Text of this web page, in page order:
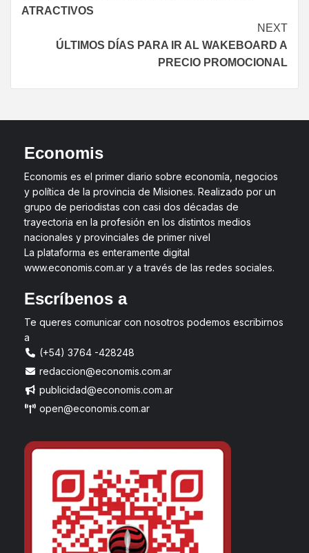
ATRACTIVOS
NEXT
ÚLTIMOS DÍAS PARA IR AL WAKEBOARD A
PRECIO PROMOCIONAL
Economis
Economis es el primer diario sobre economía, negocios
y política de la provincia de Misiones. Realizado por un
grupo de periodistas con casi dos décadas de
trayectoria en la profesión en los distintos medios
nacionales y provinciales de primer nivel
La plataforma es enteramente digital
www.economis.com.ar y a través de las redes sociales.
Escríbenos a
Te queres comunicar con nosotros podemos escribirnos
a
(+54) 3764 -428248
redaccion@economis.com.ar
publicidad@economis.com.ar
open@economis.com.ar